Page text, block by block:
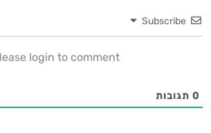
Subscribe
login to comment
0 תגובות